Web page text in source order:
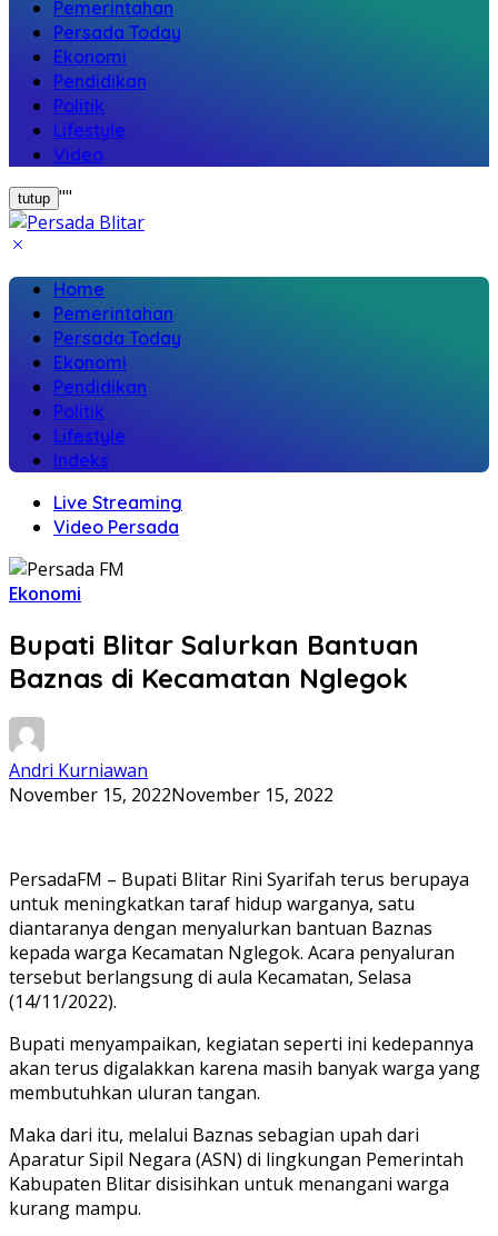
Pemerintahan
Persada Today
Ekonomi
Pendidikan
Politik
Lifestyle
Video
tutup ""
Home
Pemerintahan
Persada Today
Ekonomi
Pendidikan
Politik
Lifestyle
Indeks
Live Streaming
Video Persada
Ekonomi
Bupati Blitar Salurkan Bantuan
Baznas di Kecamatan Nglegok
Andri Kurniawan
November 15, 2022November 15, 2022
PersadaFM – Bupati Blitar Rini Syarifah terus berupaya
untuk meningkatkan taraf hidup warganya, satu
diantaranya dengan menyalurkan bantuan Baznas
kepada warga Kecamatan Nglegok. Acara penyaluran
tersebut berlangsung di aula Kecamatan, Selasa
(14/11/2022).
Bupati menyampaikan, kegiatan seperti ini kedepannya
akan terus digalakkan karena masih banyak warga yang
membutuhkan uluran tangan.
Maka dari itu, melalui Baznas sebagian upah dari
Aparatur Sipil Negara (ASN) di lingkungan Pemerintah
Kabupaten Blitar disisihkan untuk menangani warga
kurang mampu.